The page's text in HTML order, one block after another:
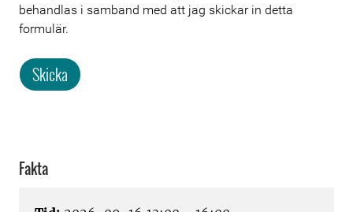
behandlas i samband med att jag skickar in detta
formulär.
Skicka
Fakta